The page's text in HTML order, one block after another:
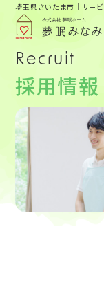
埼玉県さいたま市｜サー
Recruit
採用情報